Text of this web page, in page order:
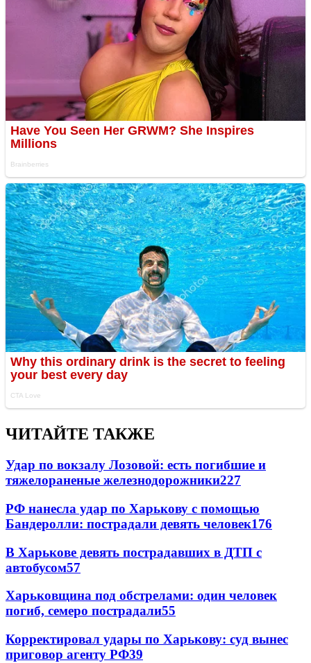
ЧИТАЙТЕ ТАКЖЕ
Удар по вокзалу Лозовой: есть погибшие и
тяжелораненые железнодорожники227
РФ нанесла удар по Харькову с помощью
Бандеролли: пострадали девять человек176
В Харькове девять пострадавших в ДТП с
автобусом57
Харьковщина под обстрелами: один человек
погиб, семеро пострадали55
Корректировал удары по Харькову: суд вынес
приговор агенту РФ39